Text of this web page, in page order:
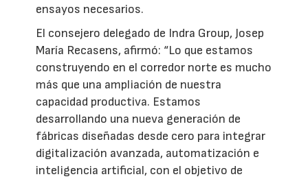
ensayos necesarios.
El consejero delegado de Indra Group, Josep
María Recasens, afirmó: “Lo que estamos
construyendo en el corredor norte es mucho
más que una ampliación de nuestra
capacidad productiva. Estamos
desarrollando una nueva generación de
fábricas diseñadas desde cero para integrar
digitalización avanzada, automatización e
inteligencia artificial, con el objetivo de